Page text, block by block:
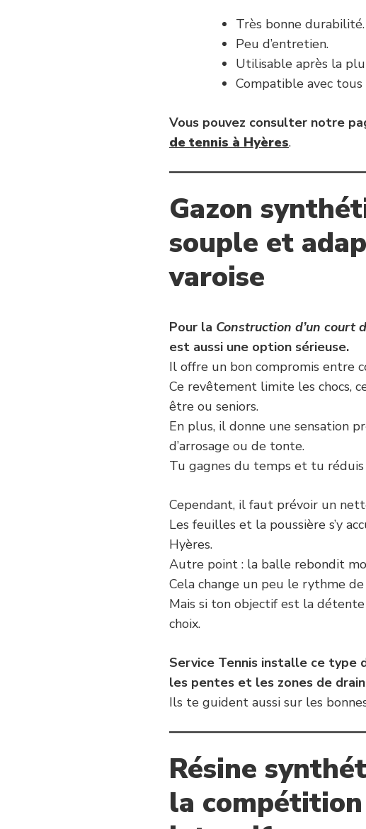
Très bonne durabilité.
Peu d’entretien.
Utilisable après la
Compatible avec
Vous pouvez consulter notre
de tennis à Hyères.
Gazon
souple et
varoise
Pour la Construction d’un court
est aussi une option sérieuse.
Il offre un bon compromis entre
Ce revêtement limite les chocs,
être ou seniors.
En plus, il donne une sensation
d’arrosage ou de tonte.
Tu gagnes du temps et tu réduis
Cependant, il faut prévoir un
Les feuilles et la poussière s’y
Hyères.
Autre point : la balle rebondit
Cela change un peu le rythme
Mais si ton objectif est la
choix.
Service Tennis installe ce type
les pentes et les zones de
Ils te guident aussi sur les
Résine
la